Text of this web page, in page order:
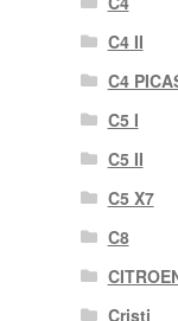
C4 II
C4
C5 I
C5 II
C5 X7
C8
Cristi